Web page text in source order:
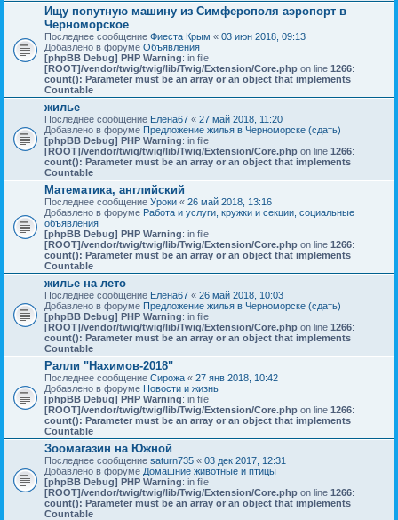
Ищу попутную машину из Симферополя аэропорт в
Черноморское
Последнее сообщение Фиеста Крым « 03 июн 2018, 09:13
Добавлено в форуме Объявления
[phpBB Debug] PHP Warning: in file
[ROOT]/vendor/twig/twig/lib/Twig/Extension/Core.php on line 1266:
count(): Parameter must be an array or an object that implements
Countable
жилье
Последнее сообщение Елена67 « 27 май 2018, 11:20
Добавлено в форуме Предложение жилья в Черноморске (сдать)
[phpBB Debug] PHP Warning: in file
[ROOT]/vendor/twig/twig/lib/Twig/Extension/Core.php on line 1266:
count(): Parameter must be an array or an object that implements
Countable
Математика, английский
Последнее сообщение Уроки « 26 май 2018, 13:16
Добавлено в форуме Работа и услуги, кружки и секции, социальные
объявления
[phpBB Debug] PHP Warning: in file
[ROOT]/vendor/twig/twig/lib/Twig/Extension/Core.php on line 1266:
count(): Parameter must be an array or an object that implements
Countable
жилье на лето
Последнее сообщение Елена67 « 26 май 2018, 10:03
Добавлено в форуме Предложение жилья в Черноморске (сдать)
[phpBB Debug] PHP Warning: in file
[ROOT]/vendor/twig/twig/lib/Twig/Extension/Core.php on line 1266:
count(): Parameter must be an array or an object that implements
Countable
Ралли "Нахимов-2018"
Последнее сообщение Сирожа « 27 янв 2018, 10:42
Добавлено в форуме Новости и жизнь
[phpBB Debug] PHP Warning: in file
[ROOT]/vendor/twig/twig/lib/Twig/Extension/Core.php on line 1266:
count(): Parameter must be an array or an object that implements
Countable
Зоомагазин на Южной
Последнее сообщение saturn735 « 03 дек 2017, 12:31
Добавлено в форуме Домашние животные и птицы
[phpBB Debug] PHP Warning: in file
[ROOT]/vendor/twig/twig/lib/Twig/Extension/Core.php on line 1266:
count(): Parameter must be an array or an object that implements
Countable